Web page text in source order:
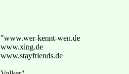
"www.wer-kennt-wen.de
www.xing.de
www.stayfriends.de